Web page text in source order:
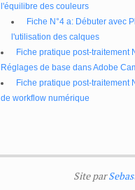
l'équilibre des couleurs
Fiche N°4 a: Débuter avec
l'utilisation des calques
Fiche pratique post-traitement
Réglages de base dans Adobe
Fiche pratique post-traitement
de workflow numérique
Site par